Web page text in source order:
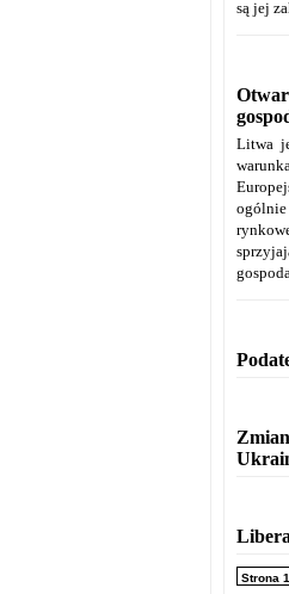
są jej
Litwa
Strona